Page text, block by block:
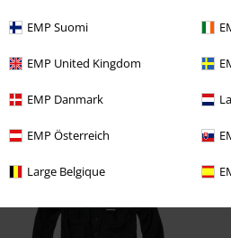
EMP Suomi
EMP United Kingdom
EMP Danmark
EMP Österreich
Large Belgique
Laatst bezocht